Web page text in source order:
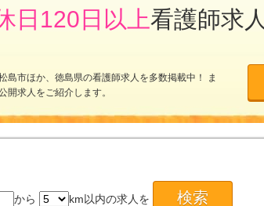
日120日以上看護師求人
島市ほか、徳島県の看護師求人を多数掲載中！ ま
開求人をご紹介します。
から km以内の求人を